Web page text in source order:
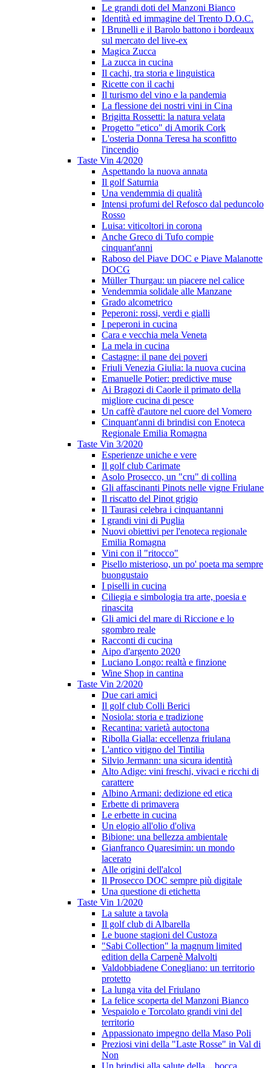
Le grandi doti del Manzoni Bianco
Identità ed immagine del Trento D.O.C.
I Brunelli e il Barolo battono i bordeaux
sul mercato del live-ex
Magica Zucca
La zucca in cucina
Il cachi, tra storia e linguistica
Ricette con il cachi
Il turismo del vino e la pandemia
La flessione dei nostri vini in Cina
Brigitta Rossetti: la natura velata
Progetto "etico" di Amorik Cork
L'osteria Donna Teresa ha sconfitto
l'incendio
Taste Vin 4/2020
Aspettando la nuova annata
Il golf Saturnia
Una vendemmia di qualità
Intensi profumi del Refosco dal peduncolo
Rosso
Luisa: viticoltori in corona
Anche Greco di Tufo compie
cinquant'anni
Raboso del Piave DOC e Piave Malanotte
DOCG
Müller Thurgau: un piacere nel calice
Vendemmia solidale alle Manzane
Grado alcometrico
Peperoni: rossi, verdi e gialli
I peperoni in cucina
Cara e vecchia mela Veneta
La mela in cucina
Castagne: il pane dei poveri
Friuli Venezia Giulia: la nuova cucina
Emanuelle Potier: predictive muse
Ai Bragozi di Caorle il primato della
migliore cucina di pesce
Un caffè d'autore nel cuore del Vomero
Cinquant'anni di brindisi con Enoteca
Regionale Emilia Romagna
Taste Vin 3/2020
Esperienze uniche e vere
Il golf club Carimate
Asolo Prosecco, un "cru" di collina
Gli affascinanti Pinots nelle vigne Friulane
Il riscatto del Pinot grigio
Il Taurasi celebra i cinquantanni
I grandi vini di Puglia
Nuovi obiettivi per l'enoteca regionale
Emilia Romagna
Vini con il "ritocco"
Pisello misterioso, un po' poeta ma sempre
buongustaio
I piselli in cucina
Ciliegia e simbologia tra arte, poesia e
rinascita
Gli amici del mare di Riccione e lo
sgombro reale
Racconti di cucina
Aipo d'argento 2020
Luciano Longo: realtà e finzione
Wine Shop in cantina
Taste Vin 2/2020
Due cari amici
Il golf club Colli Berici
Nosiola: storia e tradizione
Recantina: varietà autoctona
Ribolla Gialla: eccellenza friulana
L'antico vitigno del Tintilia
Silvio Jermann: una sicura identità
Alto Adige: vini freschi, vivaci e ricchi di
carattere
Albino Armani: dedizione ed etica
Erbette di primavera
Le erbette in cucina
Un elogio all'olio d'oliva
Bibione: una bellezza ambientale
Gianfranco Quaresimin: un mondo
lacerato
Alle origini dell'alcol
Il Prosecco DOC sempre più digitale
Una questione di etichetta
Taste Vin 1/2020
La salute a tavola
Il golf club di Albarella
Le buone stagioni del Custoza
"Sabi Collection" la magnum limited
edition della Carpenè Malvolti
Valdobbiadene Conegliano: un territorio
protetto
La lunga vita del Friulano
La felice scoperta del Manzoni Bianco
Vespaiolo e Torcolato grandi vini del
territorio
Appassionato impegno della Maso Poli
Preziosi vini della "Laste Rosse" in Val di
Non
Un brindisi alla salute della... bocca